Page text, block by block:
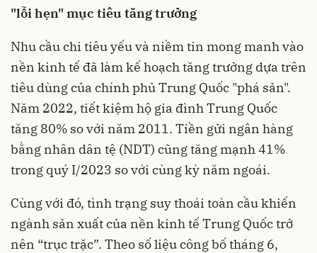
"lỗi hẹn" mục tiêu tăng trưởng
Nhu cầu chi tiêu yếu và niềm tin mong manh vào
nền kinh tế đã làm kế hoạch tăng trưởng dựa trên
tiêu dùng của chính phủ Trung Quốc "phá sản".
Năm 2022, tiết kiệm hộ gia đình Trung Quốc
tăng 80% so với năm 2011. Tiền gửi ngân hàng
bằng nhân dân tệ (NDT) cũng tăng mạnh 41%
trong quý I/2023 so với cùng kỳ năm ngoái.
Cùng với đó, tình trạng suy thoái toàn cầu khiến
ngành sản xuất của nền kinh tế Trung Quốc trở
nên “trục trặc”. Theo số liệu công bố tháng 6,